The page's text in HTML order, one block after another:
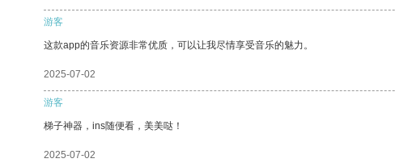
游客
这款app的音乐资源非常优质，可以让我尽情享受音乐的魅力。
2025-07-02
游客
梯子神器，ins随便看，美美哒！
2025-07-02